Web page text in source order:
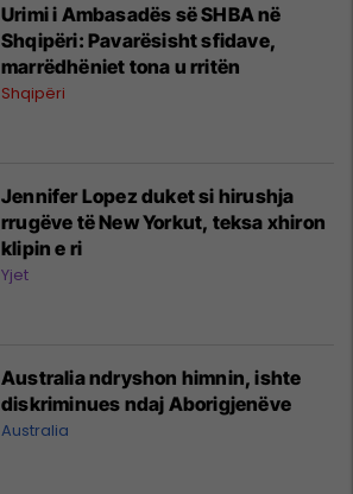
Urimi i Ambasadës së SHBA në
Shqipëri: Pavarësisht sfidave,
marrëdhëniet tona u rritën
Shqipëri
Jennifer Lopez duket si hirushja
rrugëve të New Yorkut, teksa xhiron
klipin e ri
Yjet
Australia ndryshon himnin, ishte
diskriminues ndaj Aborigjenëve
Australia